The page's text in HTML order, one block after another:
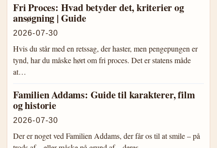
Fri Proces: Hvad betyder det, kriterier og
ansøgning | Guide
2026-07-30
Hvis du står med en retssag, der haster, men pengepungen er
tynd, har du måske hørt om fri proces. Det er statens måde
at…
Familien Addams: Guide til karakterer, film
og historie
2026-07-30
Der er noget ved Familien Addams, der får os til at smile – på